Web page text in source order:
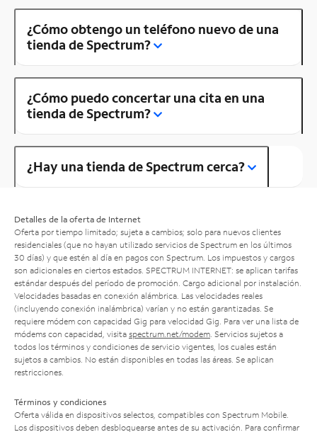
¿Cómo obtengo un teléfono nuevo de una
tienda de Spectrum?
¿Cómo puedo concertar una cita en una
tienda de Spectrum?
¿Hay una tienda de Spectrum cerca?
Detalles de la oferta de Internet
Oferta por tiempo limitado; sujeta a cambios; solo para nuevos clientes
residenciales (que no hayan utilizado servicios de Spectrum en los últimos
30 días) y que estén al día en pagos con Spectrum. Los impuestos y cargos
son adicionales en ciertos estados. SPECTRUM INTERNET: se aplican tarifas
estándar después del período de promoción. Cargo adicional por instalación.
Velocidades basadas en conexión alámbrica. Las velocidades reales
(incluyendo conexión inalámbrica) varían y no están garantizadas. Se
requiere módem con capacidad Gig para velocidad Gig. Para ver una lista de
módems con capacidad, visita spectrum.net/modem . Servicios sujetos a
todos los términos y condiciones de servicio vigentes, los cuales están
sujetos a cambios. No están disponibles en todas las áreas. Se aplican
restricciones.
Términos y condiciones
Oferta válida en dispositivos selectos, compatibles con Spectrum Mobile.
Los dispositivos deben desbloquearse antes de su activación. Para confirmar